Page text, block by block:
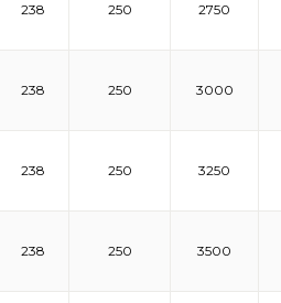
238 250 2750
238 250 3000
238 250 3250
238 250 3500